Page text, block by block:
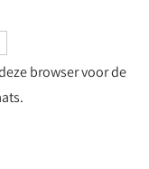
browser voor de